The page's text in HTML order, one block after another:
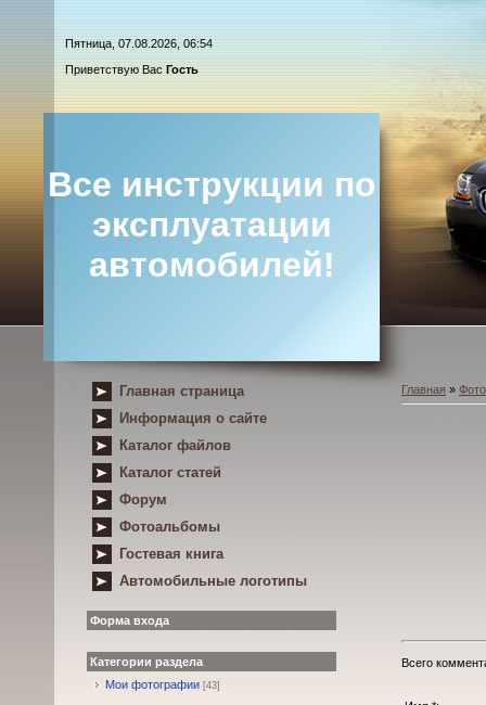
Пятница, 07.08.2026, 06:54
Приветствую Вас Гость
Все инструкции по
эксплуатации
автомобилей!
Главная страница
Информация о сайте
Каталог файлов
Каталог статей
Форум
Фотоальбомы
Гостевая книга
Автомобильные логотипы
Форма входа
Категории раздела
Мои фотографии [43]
Главная »
Всего